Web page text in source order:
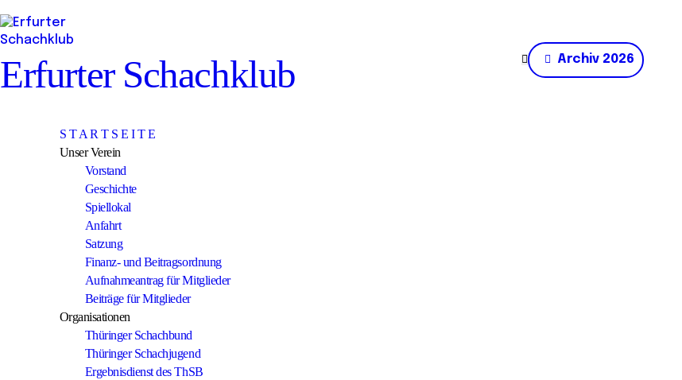
Erfurter Schachklub Archiv 2026
S T A R T S E I T E
Unser Verein
Vorstand
Geschichte
Spiellokal
Anfahrt
Satzung
Finanz- und Beitragsordnung
Aufnahmeantrag für Mitglieder
Beiträge für Mitglieder
Organisationen
Thüringer Schachbund
Thüringer Schachjugend
Ergebnisdienst des ThSB